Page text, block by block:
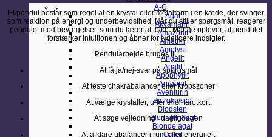
A-C
Agat
Akvamarin
Amazonit
Ametrin
Ametyst
Angelit
Apatit
Apophyllit
Aragonit
Aventurin
Bjergkrystal
Blodsten
Blomster Agat
Blonde agat
Calcit
Et pendul består som regel af en krystal eller metalform i en kæde, der svinger
som reaktion på energi og underbevidsthed. Når du stiller spørgsmål, reagerer
pendulet med bevægelser, som du lærer at tolke. Mange oplever, at pendulet
forstærker intuitionen og åbner for tydeligere indsigter.
Pendularbejde bruges til:
At få ja/nej-svar på spørgsmål
At teste chakrabalancer eller kropszoner
At vælge krystaller, urter eller tarotkort
At søge vejledning i dagligdagen
At afklare ubalancer i rum eller energifelt